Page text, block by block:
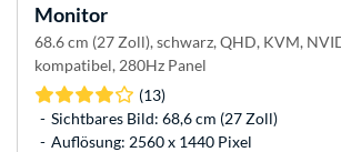
Monitor
68.6 cm (27 Zoll), schwarz, QHD, KVM,
kompatibel, 280Hz Panel
(13)
Sichtbares Bild: 68,6 cm (27 Zoll)
Auflösung: 2560 x 1440 Pixel